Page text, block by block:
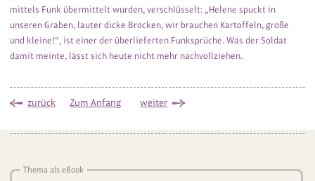
mittels Funk übermittelt wurden, verschlüsselt: „Helene spuckt in
unseren Graben, lauter dicke Brocken, wir brauchen Kartoffeln, große
und kleine!“, ist einer der überlieferten Funksprüche. Was der Soldat
damit meinte, lässt sich heute nicht mehr nachvollziehen.
zurück Zum Anfang weiter
Thema als eBook